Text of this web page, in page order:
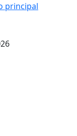
principal